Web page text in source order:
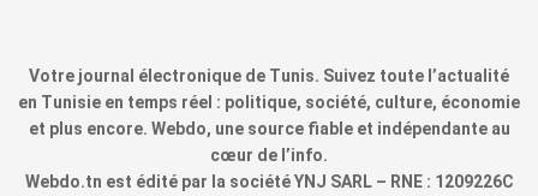
Votre journal électronique de Tunis. Suivez toute l’actualité
en Tunisie en temps réel : politique, société, culture, économie
et plus encore. Webdo, une source fiable et indépendante au
cœur de l’info.
Webdo.tn est édité par la société YNJ SARL – RNE : 1209226C